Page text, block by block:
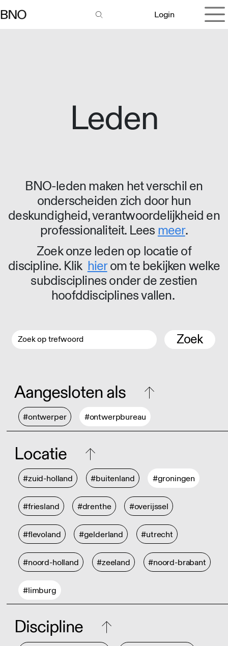
Login
Leden
BNO-leden maken het verschil en
onderscheiden zich door hun
deskundigheid, verantwoordelijkheid en
professionaliteit. Lees meer.
Zoek onze leden op locatie of
discipline. Klik hierom te bekijken welke
subdisciplines onder de zestien
hoofddisciplines vallen.
Zoek
Aangesloten als
#ontwerper #ontwerpbureau
Locatie
#zuid-holland #buitenland #groningen
#friesland #drenthe #overijssel
#flevoland #gelderland #utrecht
#noord-holland #zeeland #noord-brabant
#limburg
Discipline